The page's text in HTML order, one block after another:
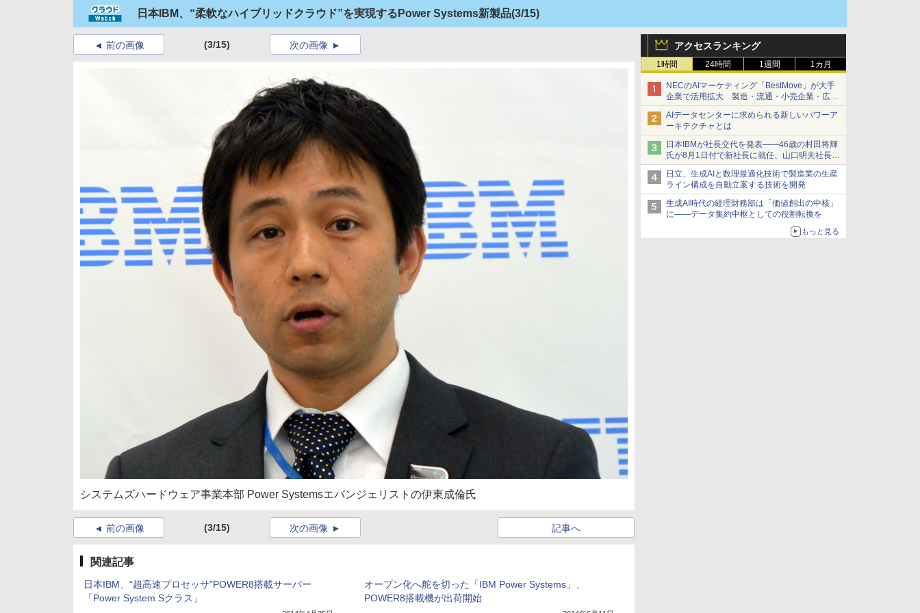
日本IBM、“柔軟なハイブリッドクラウド”を実現するPower Systems新製品(3/15)
アクセスランキング
1時間 24時間 1週間 1カ月
NECのAIマーケティング「BestMove」が大手
企業で活用拡大 製造・流通・小売企業・広告
代理店などが実装フェーズへ
AIデータセンターに求められる新しいパワーア
ーキテクチャとは
日本IBMが社長交代を発表――46歳の村田将輝
氏が8月1日付で新社長に就任、山口明夫社長は
会長へ
日立、生成AIと数理最適化技術で製造業の生産
ライン構成を自動立案する技術を開発
生成AI時代の経理財務部は「価値創出の中核」
に――データ集約中枢としての役割転換を
もっと見る
前の画像 (3/15) 次の画像
システムズハードウェア事業本部 Power Systemsエバンジェリストの伊東成倫氏
前の画像 (3/15) 記事へ
次の画像
関連記事
日本IBM、“超高速プロセッサ”POWER8搭載サーバー
「Power System Sクラス」
オープン化へ舵を切った「IBM Power Systems」、
POWER8搭載機が出荷開始